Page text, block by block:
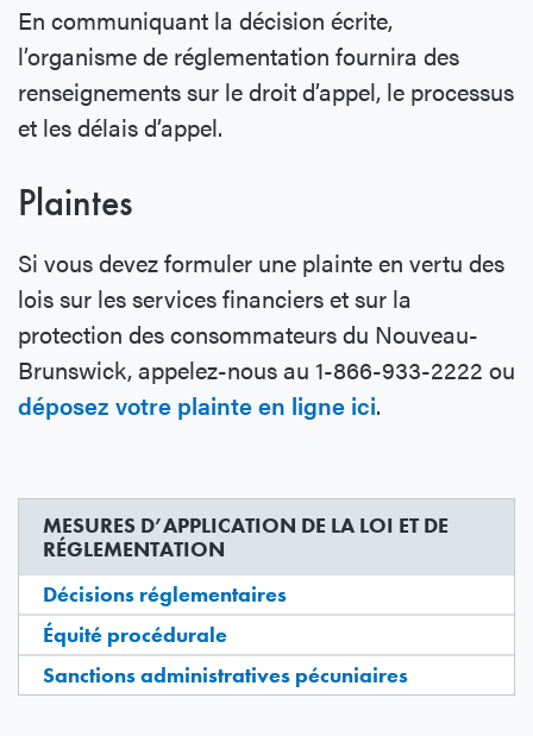
MESURES D’APPLICATION DE LA LOI ET DE
RÉGLEMENTATION
Décisions réglementaires
Équité procédurale
Sanctions administratives pécuniaires
En communiquant la décision écrite,
l’organisme de réglementation fournira des
renseignements sur le droit d’appel, le processus
et les délais d’appel.
Plaintes
Si vous devez formuler une plainte en vertu des
lois sur les services financiers et sur la
protection des consommateurs du Nouveau-
Brunswick, appelez-nous au 1-866-933-2222 ou
déposez votre plainte en ligne ici.